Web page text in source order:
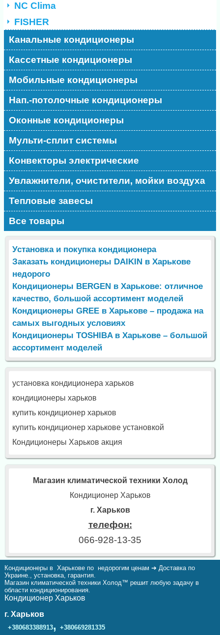
NC Clima
FISHER
Канальные кондиционеры
Кассетные кондиционеры
Мобильные кондиционеры
Нап.-потолочные кондиционеры
Оконные кондиционеры
Мульти-сплит системы
Конвекторы электрические
Увлажнители, очистители, мойки воздуха
Тепловые завесы
Все товары
Установка и покупка кондиционера
Заказать кондиционеры DAIKIN в Харькове
недорого
Кондиционеры BERGEN в Харькове: отличное
качество, большой ассортимент моделей
Кондиционеры GREE в Харькове – продажа на
самых выгодных условиях
Кондиционеры TOSHIBA в Харькове – большой
ассортимент моделей
установка кондиционера харьков
кондиционеры харьков
купить кондиционер харьков
купить кондиционер харькове установкой
Кондиционеры Харьков акция
Магазин климатической техники Холод
Кондиционер Харьков
г. Харьков
телефон:
066-928-13-35
Кондиционеры в Харькове по недорогим ценам ➔ Доставка по
Украине., установка, гарантия.
Магазин климатической техники Холод™ решит любую задачу в
области кондиционирования.
Кондиционер Харьков
г. Харьков
+380683388913, +380669281335